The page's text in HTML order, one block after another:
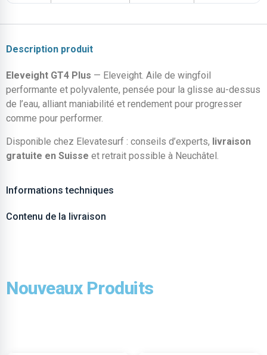
Description produit
Eleveight GT4 Plus — Eleveight. Aile de wingfoil
performante et polyvalente, pensée pour la glisse au-dessus
de l’eau, alliant maniabilité et rendement pour progresser
comme pour performer.
Disponible chez Elevatesurf : conseils d’experts, livraison
gratuite en Suisse et retrait possible à Neuchâtel.
Informations techniques
Contenu de la livraison
Nouveaux Produits